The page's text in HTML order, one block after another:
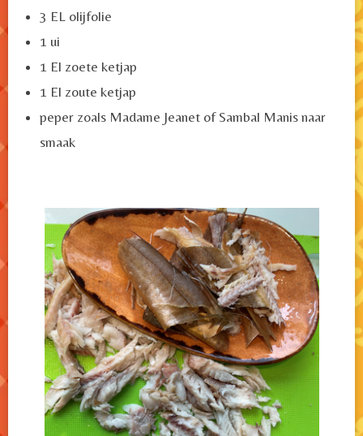
3 EL olijfolie
1 ui
1 El zoete ketjap
1 El zoute ketjap
peper zoals Madame Jeanet of Sambal Manis naar
smaak